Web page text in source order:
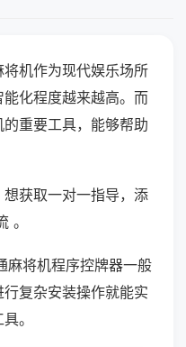
将机作为现代娱乐场所
化程度越来越高。而
重要工具，能够帮助
获取一对一指导，添
。
麻将机程序控牌器一般
复杂安装操作就能实
。